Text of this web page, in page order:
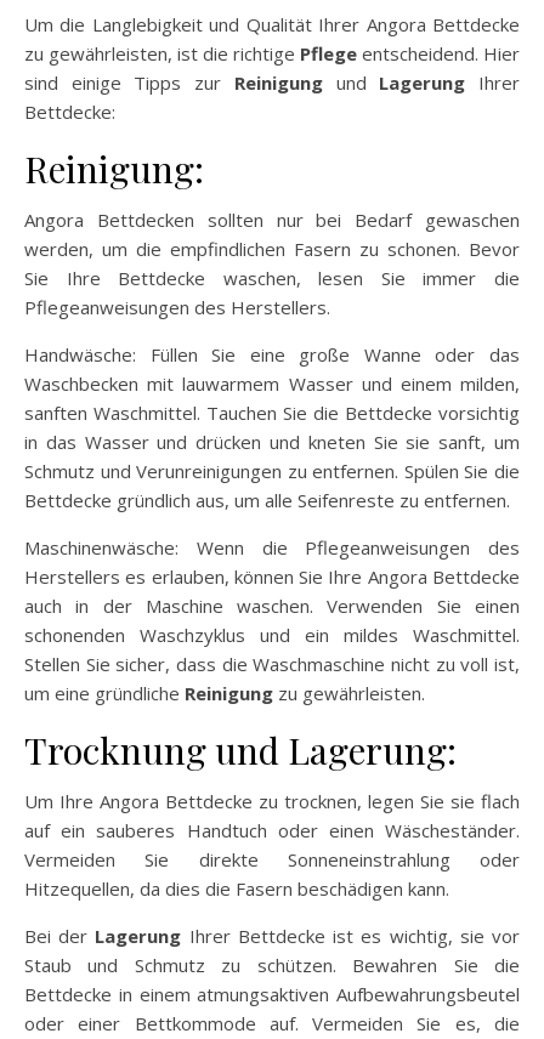
Um die Langlebigkeit und Qualität Ihrer Angora Bettdecke
zu gewährleisten, ist die richtige Pflege entscheidend. Hier
sind einige Tipps zur Reinigungund Lagerung Ihrer
Bettdecke:
Reinigung:
Angora Bettdecken sollten nur bei Bedarf gewaschen
werden, um die empfindlichen Fasern zu schonen. Bevor
Sie Ihre Bettdecke waschen, lesen Sie immer die
Pflegeanweisungen des Herstellers.
Handwäsche: Füllen Sie eine große Wanne oder das
Waschbecken mit lauwarmem Wasser und einem milden,
sanften Waschmittel. Tauchen Sie die Bettdecke vorsichtig
in das Wasser und drücken und kneten Sie sie sanft, um
Schmutz und Verunreinigungen zu entfernen. Spülen Sie die
Bettdecke gründlich aus, um alle Seifenreste zu entfernen.
Maschinenwäsche: Wenn die Pflegeanweisungen des
Herstellers es erlauben, können Sie Ihre Angora Bettdecke
auch in der Maschine waschen. Verwenden Sie einen
schonenden Waschzyklus und ein mildes Waschmittel.
Stellen Sie sicher, dass die Waschmaschine nicht zu voll ist,
um eine gründliche Reinigung zu gewährleisten.
Trocknung und Lagerung:
Um Ihre Angora Bettdecke zu trocknen, legen Sie sie flach
auf ein sauberes Handtuch oder einen Wäscheständer.
Vermeiden Sie direkte Sonneneinstrahlung oder
Hitzequellen, da dies die Fasern beschädigen kann.
Bei der Lagerung Ihrer Bettdecke ist es wichtig, sie vor
Staub und Schmutz zu schützen. Bewahren Sie die
Bettdecke in einem atmungsaktiven Aufbewahrungsbeutel
oder einer Bettkommode auf. Vermeiden Sie es, die